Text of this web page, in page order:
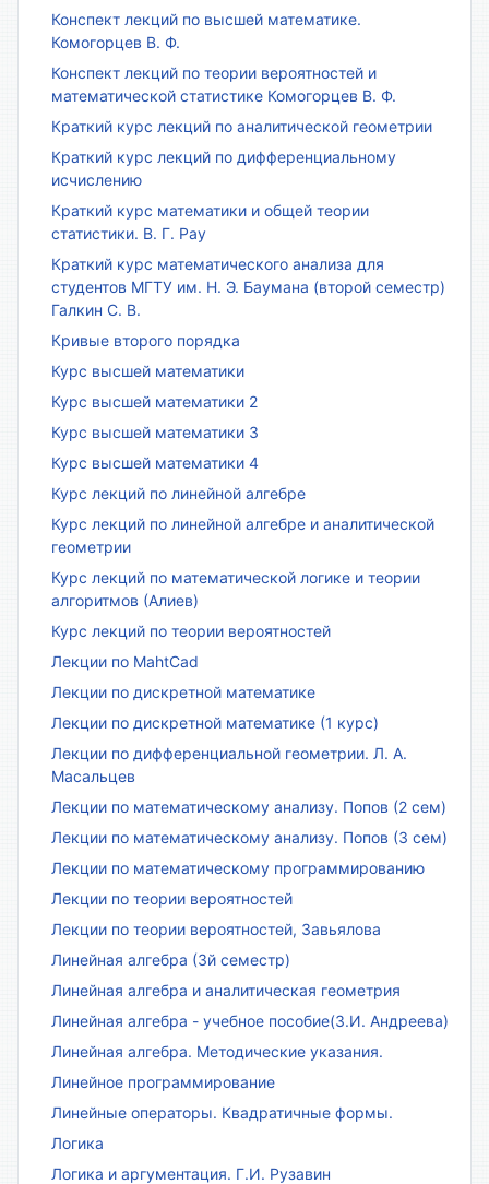
Конспект лекций по высшей математике.
Комогорцев В. Ф.
Конспект лекций по теории вероятностей и
математической статистике Комогорцев В. Ф.
Краткий курс лекций по аналитической геометрии
Краткий курс лекций по дифференциальному
исчислению
Краткий курс математики и общей теории
статистики. В. Г. Рау
Краткий курс математического анализа для
студентов МГТУ им. Н. Э. Баумана (второй семестр)
Галкин С. В.
Кривые второго порядка
Курс высшей математики
Курс высшей математики 2
Курс высшей математики 3
Курс высшей математики 4
Курс лекций по линейной алгебре
Курс лекций по линейной алгебре и аналитической
геометрии
Курс лекций по математической логике и теории
алгоритмов (Алиев)
Курс лекций по теории вероятностей
Лекции по MahtCad
Лекции по дискретной математике
Лекции по дискретной математике (1 курс)
Лекции по дифференциальной геометрии. Л. А.
Масальцев
Лекции по математическому анализу. Попов (2 сем)
Лекции по математическому анализу. Попов (3 сем)
Лекции по математическому программированию
Лекции по теории вероятностей
Лекции по теории вероятностей, Завьялова
Линейная алгебра (3й семестр)
Линейная алгебра и аналитическая геометрия
Линейная алгебра - учебное пособие(З.И. Андреева)
Линейная алгебра. Методические указания.
Линейное программирование
Линейные операторы. Квадратичные формы.
Логика
Логика и аргументация. Г.И. Рузавин